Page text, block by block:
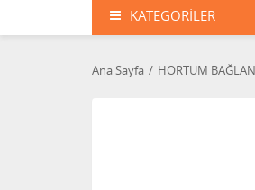
KATEGORILER
Ana Sayfa HORTUM